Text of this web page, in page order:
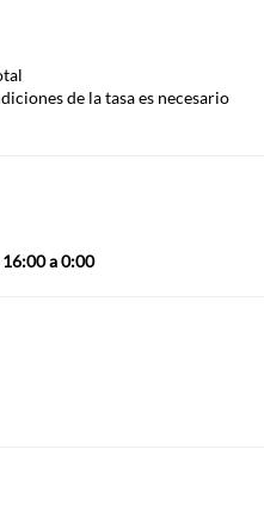
de la tasa es necesario
a 0:00